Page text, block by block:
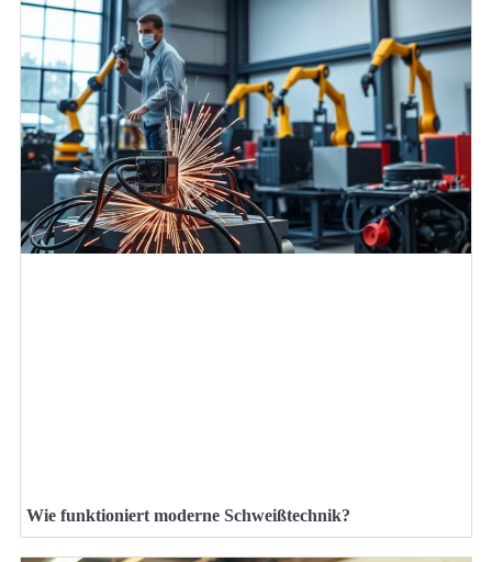
Wie funktioniert moderne Schweißtechnik?